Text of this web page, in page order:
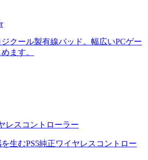
クール製有線パッド。幅広いPCゲー
ます。
レスコントローラー
生むPS5純正ワイヤレスコントロー